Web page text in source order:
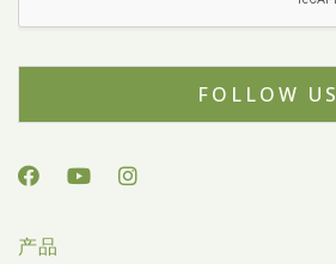
FOLLOW US
产品